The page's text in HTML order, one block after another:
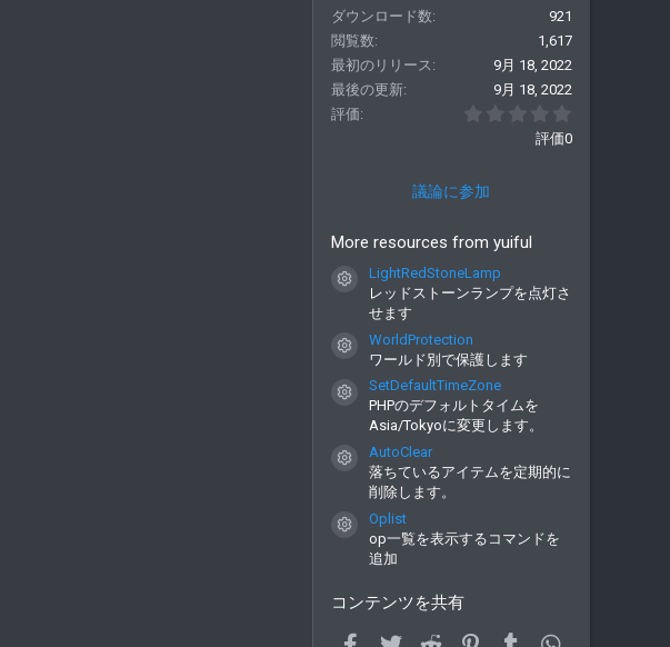
ダウンロード数
921
閲覧数
1,617
最初のリリース
9月 18, 2022
最後の更新
9月 18, 2022
評価
評価0
議論に参加
More resources from yuiful
コンテンツアイコン
LightRedStoneLamp
レッドストーンランプを点灯さ
せます
コンテンツアイコン
WorldProtection
ワールド別で保護します
コンテンツアイコン
SetDefaultTimeZone
PHPのデフォルトタイムを
Asia/Tokyoに変更します。
コンテンツアイコン
AutoClear
落ちているアイテムを定期的に
削除します。
コンテンツアイコン
Oplist
op一覧を表示するコマンドを
追加
コンテンツを共有
Facebook
TwitterReddit PinterestTumblr